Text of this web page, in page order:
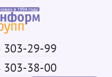
303-29-99
303-38-00